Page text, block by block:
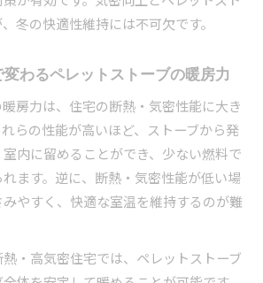
冬の快適性維持には不可欠です。
わるペレットストーブの暖房力
房力は、住宅の断熱・気密性能に大き
らの性能が高いほど、ストーブから発
内に留めることができ、少ない燃料で
ます。逆に、断熱・気密性能が低い場
やすく、快適な室温を維持するのが難
・高気密住宅では、ペレットストーブ